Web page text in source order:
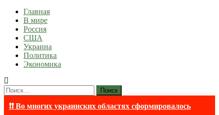
Главная
В мире
Россия
США
Украина
Политика
Экономика
Найти:
❗❗ Во многих украинских областях сформировалось